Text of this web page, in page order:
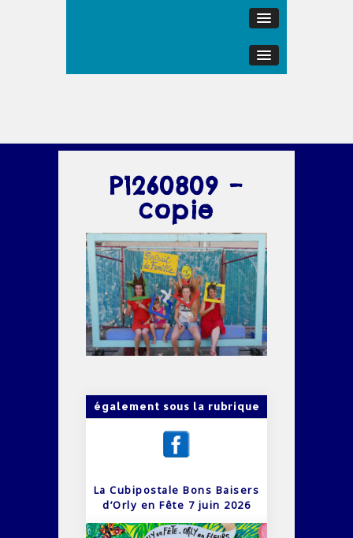
P1260809 –
copie
également sous la rubrique
La Cubipostale Bons Baisers
d’Orly en Fête 7 juin 2026